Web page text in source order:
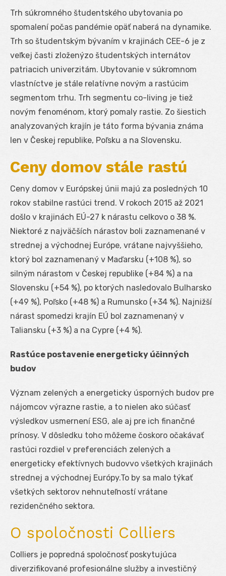
Trh súkromného študentského ubytovania po
spomalení počas pandémie opäť naberá na dynamike.
Trh so študentským bývaním v krajinách CEE-6 je z
veľkej časti zloženýzo študentských internátov
patriacich univerzitám. Ubytovanie v súkromnom
vlastníctve je stále relatívne novým a rastúcim
segmentom trhu. Trh segmentu co-living je tiež
novým fenoménom, ktorý pomaly rastie. Zo šiestich
analyzovaných krajín je táto forma bývania známa
len v Českej republike, Poľsku a na Slovensku.
Ceny domov stále rastú
Ceny domov v Európskej únii majú za posledných 10
rokov stabilne rastúci trend. V rokoch 2015 až 2021
došlo v krajinách EÚ-27 k nárastu celkovo o 38 %.
Niektoré z najväčších nárastov boli zaznamenané v
strednej a východnej Európe, vrátane najvyššieho,
ktorý bol zaznamenaný v Maďarsku (+108 %), so
silným nárastom v Českej republike (+84 %) a na
Slovensku (+54 %), po ktorých nasledovalo Bulharsko
(+49 %), Poľsko (+48 %) a Rumunsko (+34 %). Najnižší
nárast spomedzi krajín EÚ bol zaznamenaný v
Taliansku (+3 %) a na Cypre (+4 %).
Rastúce postavenie energeticky účinných
budov
Význam zelených a energeticky úsporných budov pre
nájomcov výrazne rastie, a to nielen ako súčasť
výsledkov usmernení ESG, ale aj pre ich finančné
prínosy. V dôsledku toho môžeme čoskoro očakávať
rastúci rozdiel v preferenciách zelených a
energeticky efektívnych budovvo všetkých krajinách
strednej a východnej Európy.To by sa malo týkať
všetkých sektorov nehnuteľností vrátane
rezidenčného sektora.
O spoločnosti Colliers
Colliers je popredná spoločnosť poskytujúca
diverzifikované profesionálne služby a investičný